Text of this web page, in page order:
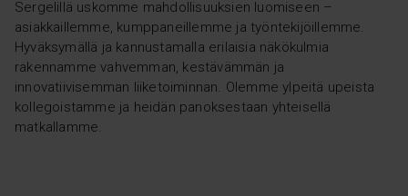
Sergelillä uskomme mahdollisuuksien luomiseen –
asiakkaillemme, kumppaneillemme ja työntekijöillemme.
Hyväksymällä ja kannustamalla erilaisia näkökulmia
rakennamme vahvemman, kestävämmän ja
innovatiivisemman liiketoiminnan. Olemme ylpeitä upeista
kollegoistamme ja heidän panoksestaan yhteisellä
matkallamme.